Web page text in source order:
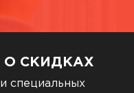
О СКИДКАХ
специальных